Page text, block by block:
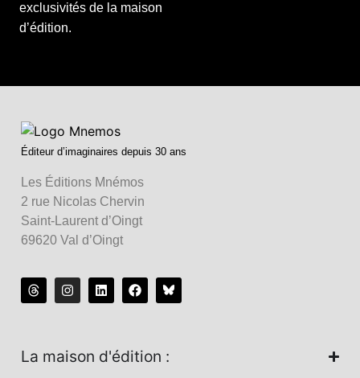
exclusivités de la maison
d’édition.
Éditeur d’imaginaires depuis 30 ans
Les Éditions Mnémos
2 rue Nicolas Chervin
Saint-Laurent d’Oingt
69620 Val d’Oingt
La maison d'édition :